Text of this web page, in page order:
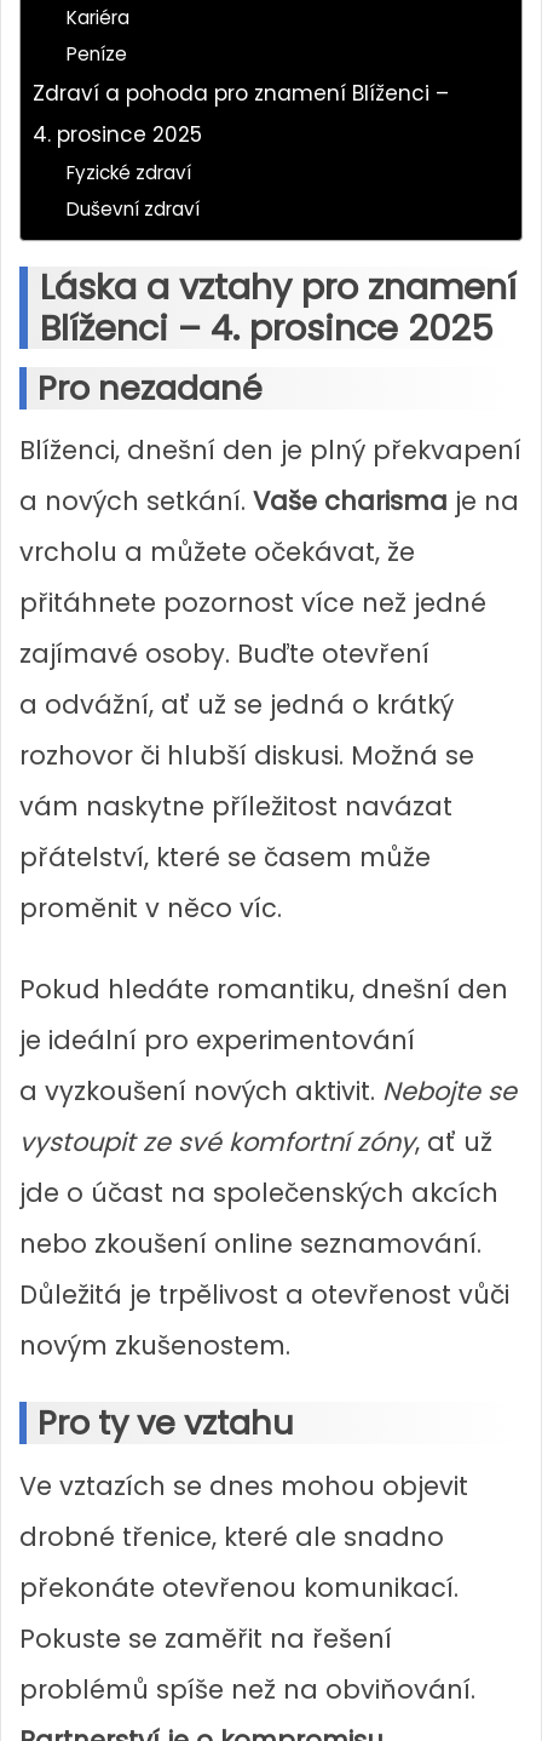
Kariéra
Peníze
Zdraví a pohoda pro znamení Blíženci –
4. prosince 2025
Fyzické zdraví
Duševní zdraví
Láska a vztahy pro znamení
Blíženci – 4. prosince 2025
Pro nezadané
Blíženci, dnešní den je plný překvapení
a nových setkání. Vaše charisma je na
vrcholu a můžete očekávat, že
přitáhnete pozornost více než jedné
zajímavé osoby. Buďte otevření
a odvážní, ať už se jedná o krátký
rozhovor či hlubší diskusi. Možná se
vám naskytne příležitost navázat
přátelství, které se časem může
proměnit v něco víc.
Pokud hledáte romantiku, dnešní den
je ideální pro experimentování
a vyzkoušení nových aktivit. Nebojte se
vystoupit ze své komfortní zóny, ať už
jde o účast na společenských akcích
nebo zkoušení online seznamování.
Důležitá je trpělivost a otevřenost vůči
novým zkušenostem.
Pro ty ve vztahu
Ve vztazích se dnes mohou objevit
drobné třenice, které ale snadno
překonáte otevřenou komunikací.
Pokuste se zaměřit na řešení
problémů spíše než na obviňování.